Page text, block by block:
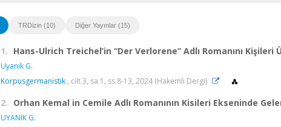
TRDizin (10) Diğer Yayınlar (15)
1. Hans-Ulrich Treichel’in “Der Verlorene” Adlı Romanını
Uyanık G.
Korpusgermanistik , cilt.3, sa.1, ss.8-13, 2024 (Hakemli Dergi)
2. Orhan Kemal in Cemile Adlı Romanının Kisileri Ekseninde
UYANIK G.